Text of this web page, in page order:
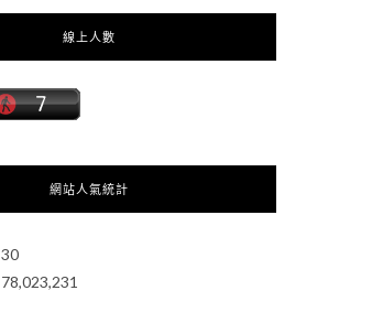
線上人數
網站人氣統計
30
78,023,231